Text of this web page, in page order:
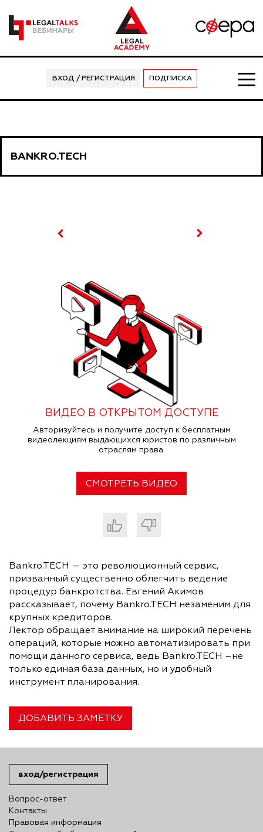
ВХОД / РЕГИСТРАЦИЯ ПОДПИСКА
BANKRO.TECH
ВИДЕО В ОТКРЫТОМ ДОСТУПЕ
Авторизуйтесь и получите доступ к бесплатным
видеолекциям выдающихся юристов по различным
отраслям права.
СМОТРЕТЬ ВИДЕО
Bankro.TECH — это революционный сервис,
призванный существенно облегчить ведение
процедур банкротства. Евгений Акимов
рассказывает, почему Bankro.TECH незаменим для
крупных кредиторов.
Лектор обращает внимание на широкий перечень
операций, которые можно автоматизировать при
помощи данного сервиса, ведь Bankro.TECH –не
только единая база данных, но и удобный
инструмент планирования.
ДОБАВИТЬ ЗАМЕТКУ
вход/регистрация
Вопрос-ответ
Контакты
Правовая информация